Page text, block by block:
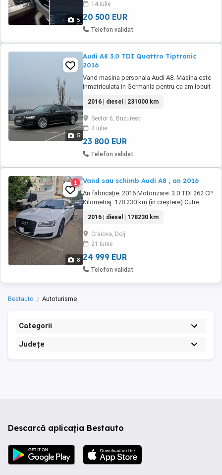
5
14 iulie
20 500 EUR
Telefon validat
5
Audi A8 3.0 TDI Quattro Tiptronic
2016
Vand masina personala Audi A8. Masina este
inmatriculata in Germania pentru ca am locuit
Masina se afla in acest moment la Bucuresti.
Optiunile sunt nenumarate: scaune electrice
fata ventilate si incalzite cu memorii si masaj,
night vision, webasto, ...
2016 | diesel | 231000 km
Sector 6, Bucuresti
4 iulie
23 800 EUR
Telefon validat
8
1 Vand sau schimb Audi A8 , an 2016
An fabricație: 2016 Motorizare: 3.0 TDI 262 CP
Kilometraj: 178.230 km (în creștere) Cutie
Start Stop Revizii efectuate la fiecare 8.000
km Unic proprietar în România (2 ani)
Achiziționată de la Audi Zentrum Frankfurt
Mitte la 150.000 km ACC Adaptive ...
2016 | diesel | 178230 km
Craiova, Dolj
21 iunie
24 999 EUR
Telefon validat
Bestauto Autoturisme
Categorii
Județe
Descarcă aplicația Bestauto